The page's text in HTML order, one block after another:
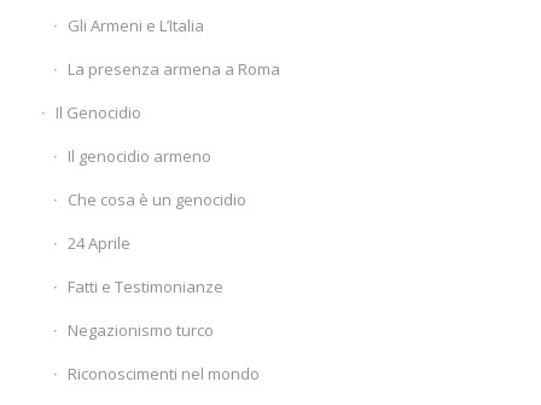
Gli Armeni e L’Italia
La presenza armena a Roma
Il Genocidio
Il genocidio armeno
Che cosa è un genocidio
24 Aprile
Fatti e Testimonianze
Negazionismo turco
Riconoscimenti nel mondo